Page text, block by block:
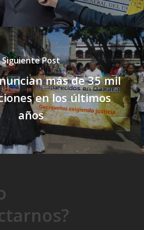
Siguiente Post
más de 35 mil
en los últimos
años